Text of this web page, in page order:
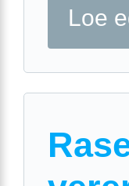
Loe